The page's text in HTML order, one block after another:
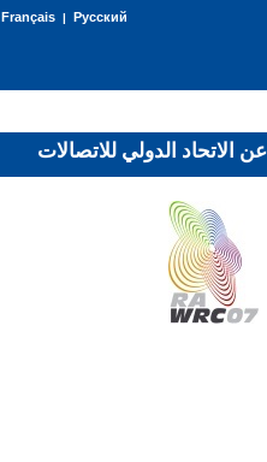
Français| Русский
عن الاتحاد الدولي للاتصالات